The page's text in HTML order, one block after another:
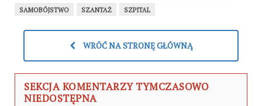
SAMOBÓJSTWO
SZANTAŻ SZPITAL
WRÓĆ NA STRONĘ GŁÓWNĄ
SEKCJA KOMENTARZY TYMCZASOWO
NIEDOSTĘPNA